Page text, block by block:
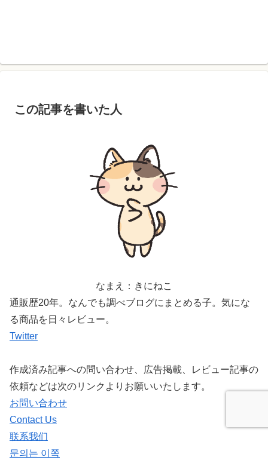
この記事を書いた人
なまえ：きにねこ
通販歴20年。なんでも調べブログにまとめる子。気にな
る商品を日々レビュー。
Twitter
作成済み記事への問い合わせ、広告掲載、レビュー記事の
依頼などは次のリンクよりお願いいたします。
お問い合わせ
Contact Us
联系我们
문의는 이쪽